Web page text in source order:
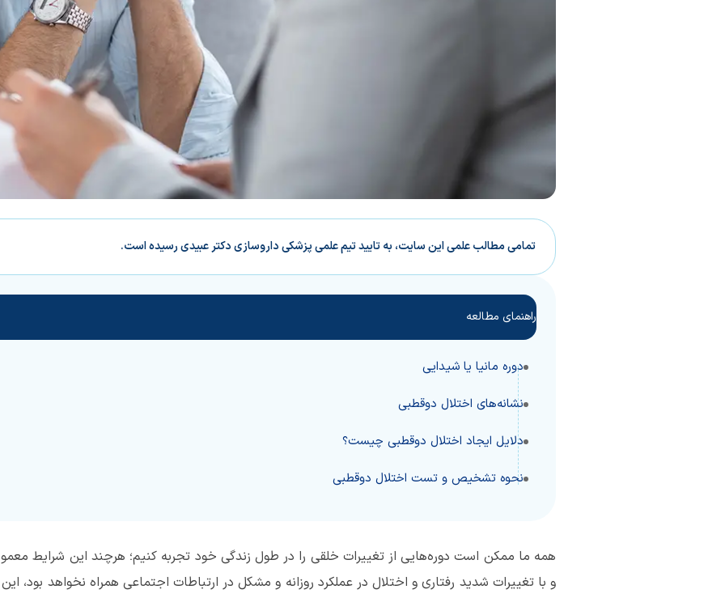
تمامی مطالب علمی این سایت، به تایید تیم علمی پزشکی داروسازی دکتر عبیدی رسیده است.
راهنمای مطالعه
دوره مانیا یا شیدایی
نشانه‌های اختلال دوقطبی
دلایل ایجاد اختلال دوقطبی چیست؟
نحوه تشخیص و تست اختلال دوقطبی
همه ما ممکن است دوره‌هایی از تغییرات خلقی را در طول زندگی خود تجربه کنیم؛ هرچند این شرایط
و با تغییرات شدید رفتاری و اختلال در عملکرد روزانه و مشکل در ارتباطات اجتماعی همراه نخواهد بود،